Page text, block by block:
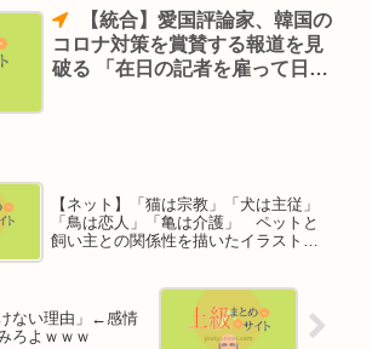
コロナ対策を賞賛する報道を見
破る 「在日の記者を雇って日本
【ネット】「猫は宗教」「犬は主従」
「鳥は恋人」「亀は介護」 ペットと
飼い主との関係性を描いたイラストに
ない理由」←感情
ろよｗｗｗ